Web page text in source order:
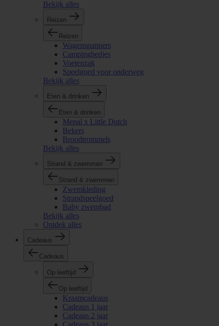
Bekijk alles
Reizen
Reizen
Wagenspanners
Campingbedjes
Voetenzak
Speelgoed voor onderweg
Bekijk alles
Eten & drinken
Eten & drinken
Mepal x Little Dutch
Bekers
Broodtrommels
Bekijk alles
Strand & zwemmen
Strand & zwemmen
Zwemkleding
Strandspeelgoed
Baby zwembad
Bekijk alles
Ontdek alles
Cadeaus
Cadeaus
Op leeftijd
Op leeftijd
Kraamcadeaus
Cadeaus 1 jaar
Cadeaus 2 jaar
Cadeaus 3 jaar